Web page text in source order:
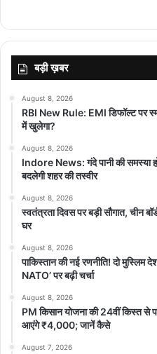
बड़ी ख़बर
August 8, 2026
RBI New Rule: EMI डिफॉल्ट पर
में खुलेगा?
August 8, 2026
Indore News: गंदे पानी की समस्या
बदलेगी शहर की तस्वीर
August 8, 2026
स्वतंत्रता दिवस पर बड़ी सौगात, चीन
घर
August 8, 2026
पाकिस्तान की नई रणनीति! दो मुस्लिम
NATO’ पर बढ़ी चर्चा
August 8, 2026
PM किसान योजना की 24वीं किस्त से
आएंगे ₹4,000; जानें कैसे
August 7, 2026